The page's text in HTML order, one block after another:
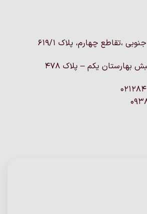
،تقاطع چهارم، پلاک 619/1
بهارستان یکم – پلاک ۴۷۸